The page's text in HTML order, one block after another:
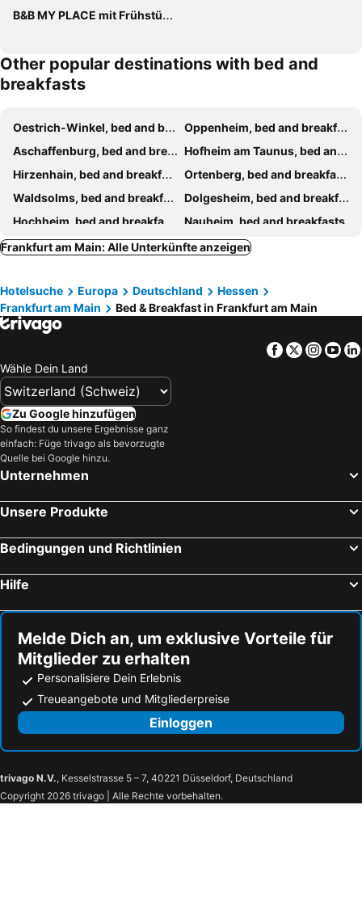
B&B MY PLACE mit Frühstückspaket - with Breakfastbox
Other popular destinations with bed and
breakfasts
Oestrich-Winkel, bed and breakfasts
Oppenheim, bed and breakfasts
Aschaffenburg, bed and breakfasts
Hofheim am Taunus, bed and breakfasts
Hirzenhain, bed and breakfasts
Ortenberg, bed and breakfasts
Waldsolms, bed and breakfasts
Dolgesheim, bed and breakfasts
Hochheim, bed and breakfasts
Nauheim, bed and breakfasts
Mörfelden-Walldorf, bed and breakfasts
Ginsheim-Gustavsburg, bed and breakfasts
Nidda, bed and breakfasts
Mainz, bed and breakfasts
Bad Schwalbach, bed and breakfasts
Elsenfeld, bed and breakfasts
Rüsselsheim, bed and breakfasts
Gimbsheim, bed and breakfasts
Hungen, bed and breakfasts
Friedrichsdorf, bed and breakfasts
Guntersblum, bed and breakfasts
Bad König, bed and breakfasts
Dorn-Dürkheim, bed and breakfasts
Kriftel, bed and breakfasts
Frankfurt am Main: Alle Unterkünfte anzeigen
Hotelsuche Europa Deutschland
Hessen
Frankfurt am Main
Bed & Breakfast in Frankfurt am Main
Facebook
Twitter
Wähle Dein Land
Zu Google hinzufügen
So findest du unsere Ergebnisse ganz
einfach: Füge trivago als bevorzugte
Quelle bei Google hinzu.
Unternehmen
Unsere Produkte
Bedingungen und Richtlinien
Hilfe
Melde Dich an, um exklusive Vorteile für
Mitglieder zu erhalten
Personalisiere Dein Erlebnis
Treueangebote und Mitgliederpreise
Einloggen
trivago N.V., Kesselstrasse 5 – 7, 40221 Düsseldorf, Deutschland
Copyright 2026 trivago | Alle Rechte vorbehalten.